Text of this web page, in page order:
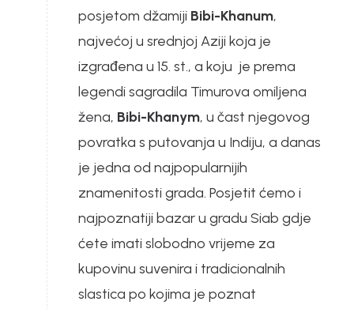
posjetom džamiji Bibi-Khanum,
najvećoj u srednjoj Aziji koja je
izgrađena u 15. st., a koju je prema
legendi sagradila Timurova omiljena
žena, Bibi-Khanym, u čast njegovog
povratka s putovanja u Indiju, a danas
je jedna od najpopularnijih
znamenitosti grada. Posjetit ćemo i
najpoznatiji bazar u gradu Siab gdje
ćete imati slobodno vrijeme za
kupovinu suvenira i tradicionalnih
slastica po kojima je poznat